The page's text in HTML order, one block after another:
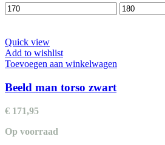
Min.
prijs
Max.
prijs
Quick view
Add to wishlist
Toevoegen aan winkelwagen
Beeld man torso zwart
€ 171,95
Op voorraad